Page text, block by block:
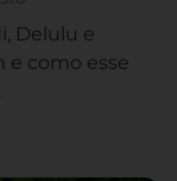
Delulu e
e como esse